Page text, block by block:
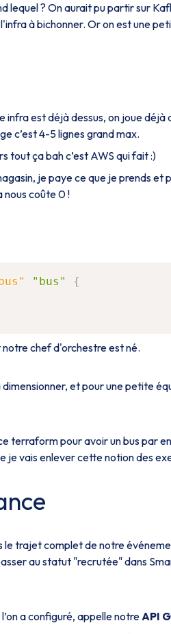
lequel ? On aurait pu partir sur
à bichonner. Or on est une
est déjà dessus, on joue déjà
c’est 4-5 lignes grand max.
tout ça bah c’est AWS qui fait :)
je paye ce que je prends et
nous coûte 0 !
"bus"
{
chef d'orchestre est né.
et pour une petite
terraform pour avoir un bus par
je vais enlever cette notion des
le trajet complet de notre
au statut "recrutée" dans
a configuré, appelle notreAPI